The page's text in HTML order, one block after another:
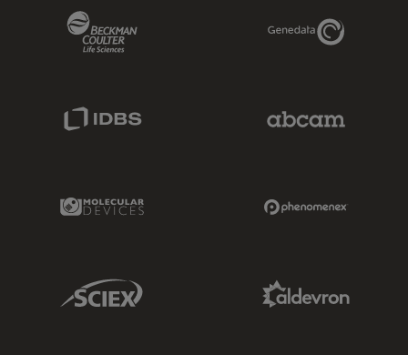
Genedata Link
Molecular Devices Link
Sciex Link